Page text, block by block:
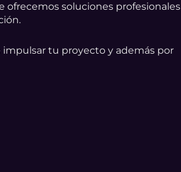
ofrecemos soluciones profesionales
tu proyecto y además por